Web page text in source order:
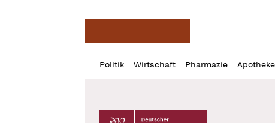
Politik Wirtschaft Pharmazie
Profil
öffnen
Daz
Pur
Deutscher Apotheker Verlag Logo